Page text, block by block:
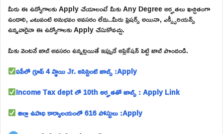
మీరు ఈ ఉద్యోగాలకు Apply చేయాలంటే మీకు Any Degree అర్హతలు ఖచ్చితంగా
ఉండాలి, ఎటువంటి అనుభవం అవసరం లేదు..మీరు ఫ్రెషర్స్ అయినా, ఎక్స్పీరియన్స్
ఉన్నవారైనా ఈ ఉద్యోగాలకు Apply చేసుకోవచ్చు.
మీకు వెంటనే జాబ్ అవసరం ఉన్నట్లయితే ఇప్పుడే అప్లికేషన్ పెట్టి జాబ్ పొందండి.
ఏపీలో గ్రూప్ 4 స్థాయి Jr. అసిస్టెంట్ జాబ్స్ :Apply
Income Tax dept లో 10th అర్హతతో జాబ్స్ : Apply Link
జిల్లా ఉపాధి కార్యాలయంలో 616 పోస్టులు :Apply